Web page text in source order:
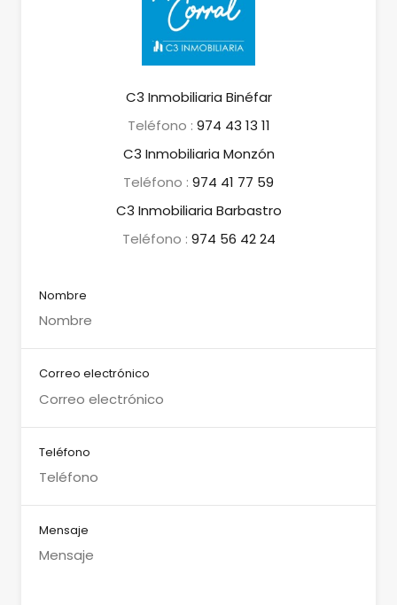
C3 Inmobiliaria Binéfar
Teléfono : 974 43 13 11
C3 Inmobiliaria Monzón
Teléfono : 974 41 77 59
C3 Inmobiliaria Barbastro
Teléfono : 974 56 42 24
Nombre
Correo electrónico
Teléfono
Mensaje